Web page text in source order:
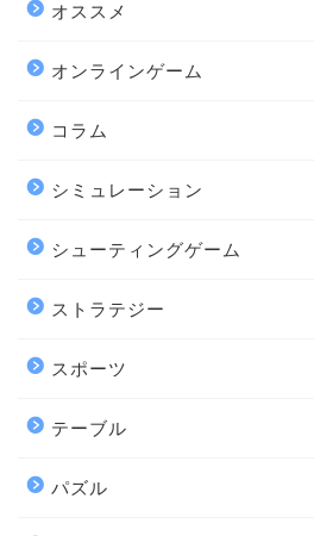
オススメ
オンラインゲーム
コラム
シミュレーション
シューティングゲーム
ストラテジー
スポーツ
テーブル
パズル